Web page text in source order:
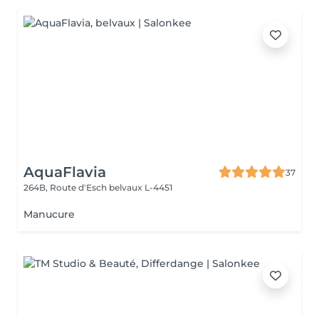
AquaFlavia
37
264B, Route d'Esch belvaux L-4451
Manucure